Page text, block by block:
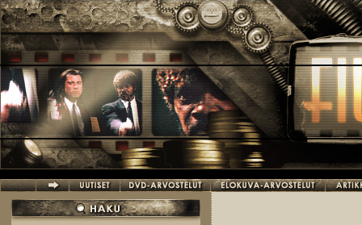
Hyppää pääsisältöön